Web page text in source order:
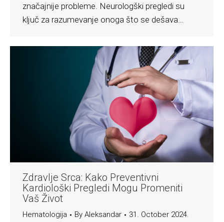
značajnije probleme. Neurologški pregledi su
ključ za razumevanje onoga što se dešava…
Zdravlje Srca: Kako Preventivni
Kardiološki Pregledi Mogu Promeniti
Vaš Život
Hematologija By Aleksandar 31. October 2024.